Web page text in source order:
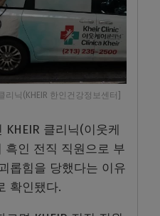
리닉(KHEIR 한인건강정보센터]
클리닉(이웃케
흑인 전직 직원으로 부
롭힘을 당했다는 이유
확인됐다.